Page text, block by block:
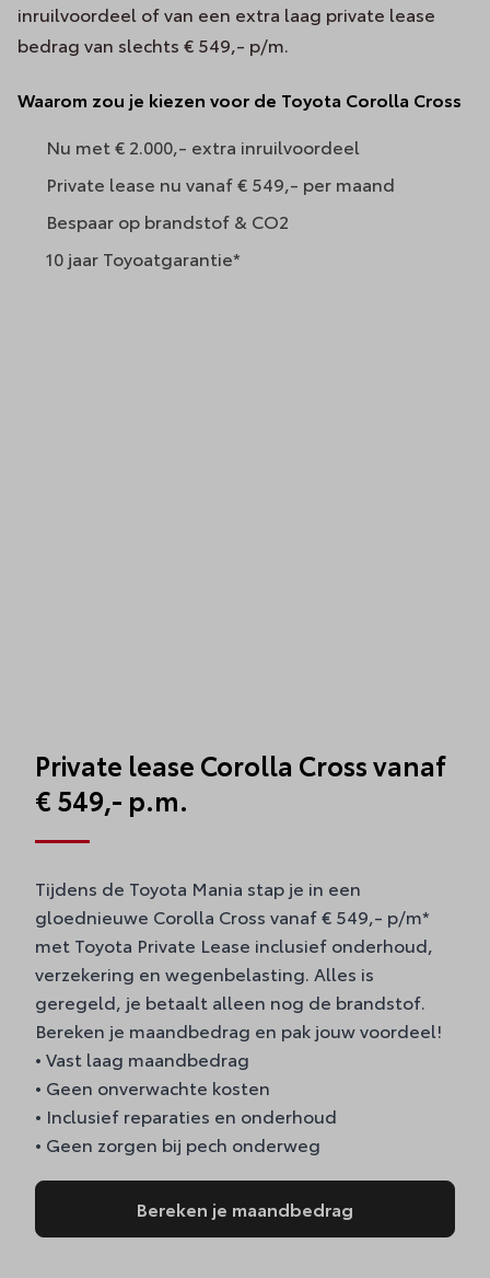
inruilvoordeel of van een extra laag private lease
bedrag van slechts € 549,- p/m.
Waarom zou je kiezen voor de Toyota Corolla Cross
Nu met € 2.000,- extra inruilvoordeel
Private lease nu vanaf € 549,- per maand
Bespaar op brandstof & CO2
10 jaar Toyoatgarantie*
Private lease Corolla Cross vanaf
€ 549,- p.m.
Tijdens de Toyota Mania stap je in een
gloednieuwe Corolla Cross vanaf € 549,- p/m*
met Toyota Private Lease inclusief onderhoud,
verzekering en wegenbelasting. Alles is
geregeld, je betaalt alleen nog de brandstof.
Bereken je maandbedrag en pak jouw voordeel!
• Vast laag maandbedrag
• Geen onverwachte kosten
• Inclusief reparaties en onderhoud
• Geen zorgen bij pech onderweg
Bereken je maandbedrag